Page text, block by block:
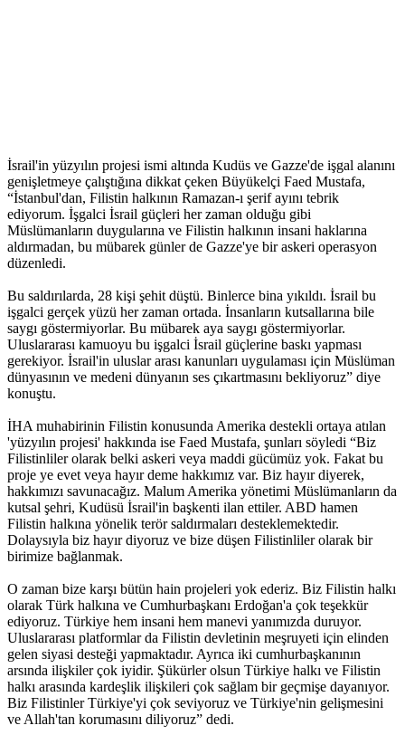
İsrail'in yüzyılın projesi ismi altında Kudüs ve Gazze'de işgal alanını
genişletmeye çalıştığına dikkat çeken Büyükelçi Faed Mustafa,
“İstanbul'dan, Filistin halkının Ramazan-ı şerif ayını tebrik
ediyorum. İşgalci İsrail güçleri her zaman olduğu gibi
Müslümanların duygularına ve Filistin halkının insani haklarına
aldırmadan, bu mübarek günler de Gazze'ye bir askeri operasyon
düzenledi.
Bu saldırılarda, 28 kişi şehit düştü. Binlerce bina yıkıldı. İsrail bu
işgalci gerçek yüzü her zaman ortada. İnsanların kutsallarına bile
saygı göstermiyorlar. Bu mübarek aya saygı göstermiyorlar.
Uluslararası kamuoyu bu işgalci İsrail güçlerine baskı yapması
gerekiyor. İsrail'in uluslar arası kanunları uygulaması için Müslüman
dünyasının ve medeni dünyanın ses çıkartmasını bekliyoruz” diye
konuştu.
İHA muhabirinin Filistin konusunda Amerika destekli ortaya atılan
'yüzyılın projesi' hakkında ise Faed Mustafa, şunları söyledi “Biz
Filistinliler olarak belki askeri veya maddi gücümüz yok. Fakat bu
proje ye evet veya hayır deme hakkımız var. Biz hayır diyerek,
hakkımızı savunacağız. Malum Amerika yönetimi Müslümanların da
kutsal şehri, Kudüsü İsrail'in başkenti ilan ettiler. ABD hamen
Filistin halkına yönelik terör saldırmaları desteklemektedir.
Dolaysıyla biz hayır diyoruz ve bize düşen Filistinliler olarak bir
birimize bağlanmak.
O zaman bize karşı bütün hain projeleri yok ederiz. Biz Filistin halkı
olarak Türk halkına ve Cumhurbaşkanı Erdoğan'a çok teşekkür
ediyoruz. Türkiye hem insani hem manevi yanımızda duruyor.
Uluslararası platformlar da Filistin devletinin meşruyeti için elinden
gelen siyasi desteği yapmaktadır. Ayrıca iki cumhurbaşkanının
arsında ilişkiler çok iyidir. Şükürler olsun Türkiye halkı ve Filistin
halkı arasında kardeşlik ilişkileri çok sağlam bir geçmişe dayanıyor.
Biz Filistinler Türkiye'yi çok seviyoruz ve Türkiye'nin gelişmesini
ve Allah'tan korumasını diliyoruz” dedi.